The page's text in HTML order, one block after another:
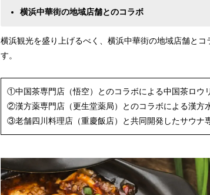
横浜中華街の地域店舗とのコラボ
横浜観光を盛り上げるべく、横浜中華街の地域店舗と
す。
①中国茶専門店（悟空）とのコラボによる中国茶ロウ
②漢方薬専門店（更生堂薬局）とのコラボによる漢方
③老舗四川料理店（重慶飯店）と共同開発したサウナ